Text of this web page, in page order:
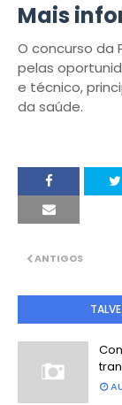
Mais
O concurso da
pelas
e técnico,
da saúde.
ANTIGOS